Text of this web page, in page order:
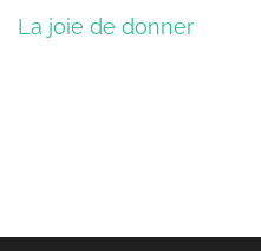
Navigation
La joie de donner